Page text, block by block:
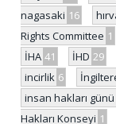
nagasaki 16
Rights Committee 1
İHA 41 İHD 29
incirlik 6
insan hakları günü
Hakları Konseyi 1